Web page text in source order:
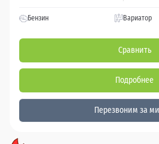
Бензин Вариатор
Сравнить
Подробнее
Перезвоним за